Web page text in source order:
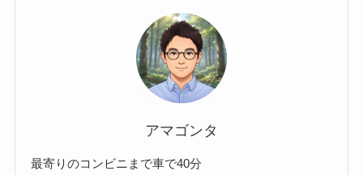
アマゴンタ
最寄りのコンビニまで車で40分